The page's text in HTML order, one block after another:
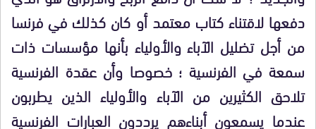
دفعها لاقتناء كتاب معتمد أو كان كذلك في فرنسا
من أجل تضليل الآباء والأولياء بأنها مؤسسات ذات
سمعة في الفرنسية ؛ خصوصا وأن عقدة الفرنسية
تلاحق الكثيرين من الآباء والأولياء الذين يطربون
عندما يسمعون أبناءهم يرددون العبارات الفرنسية